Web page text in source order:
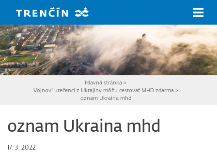
Hlavná stránka >
Vojnoví utečenci z Ukrajiny môžu cestovať MHD zdarma >
oznam Ukraina mhd
oznam Ukraina mhd
17. 3. 2022